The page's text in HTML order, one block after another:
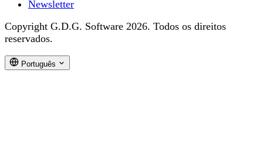
Newsletter
Copyright G.D.G. Software 2026. Todos os direitos
reservados.
Português